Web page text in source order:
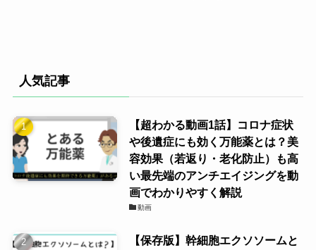
リ
1日1
回1錠
1
錠
¥1,80
0
人気記事
【超わかる動画1話】コロナ症状
や後遺症にも効く万能薬とは？美
容効果（若返り・老化防止）も高
い最先端のアンチエイジングを動
画でわかりやすく解説
動画
【保存版】幹細胞エクソソームと